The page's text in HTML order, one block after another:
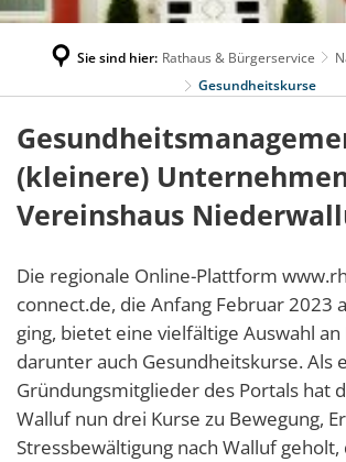
Sie sind hier: Rathaus & Bürgerservice
Gesundheitskurse
(kleinere)
Vereinshaus
Die regionale Online-Plattform
connect.de, die Anfang Februar 2023
ging, bietet eine vielfältige Auswahl an
darunter auch Gesundheitskurse. Als
Gründungsmitglieder des Portals hat
Walluf nun drei Kurse zu Bewegung,
Stressbewältigung nach Walluf geholt,